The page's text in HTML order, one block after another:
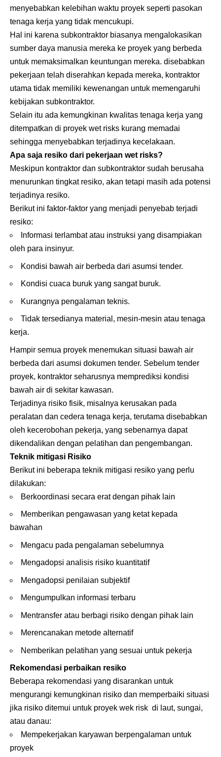
menyebabkan kelebihan waktu proyek seperti pasokan
tenaga kerja yang tidak mencukupi.
Hal ini karena subkontraktor biasanya mengalokasikan
sumber daya manusia mereka ke proyek yang berbeda
untuk memaksimalkan keuntungan mereka. disebabkan
pekerjaan telah diserahkan kepada mereka, kontraktor
utama tidak memiliki kewenangan untuk memengaruhi
kebijakan subkontraktor.
Selain itu ada kemungkinan kwalitas tenaga kerja yang
ditempatkan di proyek wet risks kurang memadai
sehingga menyebabkan terjadinya kecelakaan.
Apa saja resiko dari pekerjaan wet risks?
Meskipun kontraktor dan subkontraktor sudah berusaha
menurunkan tingkat resiko, akan tetapi masih ada potensi
terjadinya resiko.
Berikut ini faktor-faktor yang menjadi penyebab terjadi
resiko:
Informasi terlambat atau instruksi yang disampiakan
oleh para insinyur.
Kondisi bawah air berbeda dari asumsi tender.
Kondisi cuaca buruk yang sangat buruk.
Kurangnya pengalaman teknis.
Tidak tersedianya material, mesin-mesin atau tenaga
kerja.
Hampir semua proyek menemukan situasi bawah air
berbeda dari asumsi dokumen tender. Sebelum tender
proyek, kontraktor seharusnya memprediksi kondisi
bawah air di sekitar kawasan.
Terjadinya risiko fisik, misalnya kerusakan pada
peralatan dan cedera tenaga kerja, terutama disebabkan
oleh kecerobohan pekerja, yang sebenarnya dapat
dikendalikan dengan pelatihan dan pengembangan.
Teknik mitigasi Risiko
Berikut ini beberapa teknik mitigasi resiko yang perlu
dilakukan:
Berkoordinasi secara erat dengan pihak lain
Memberikan pengawasan yang ketat kepada
bawahan
Mengacu pada pengalaman sebelumnya
Mengadopsi analisis risiko kuantitatif
Mengadopsi penilaian subjektif
Mengumpulkan informasi terbaru
Mentransfer atau berbagi risiko dengan pihak lain
Merencanakan metode alternatif
Nemberikan pelatihan yang sesuai untuk pekerja
Rekomendasi perbaikan resiko
Beberapa rekomendasi yang disarankan untuk
mengurangi kemungkinan risiko dan memperbaiki situasi
jika risiko ditemui untuk proyek wek risk di laut, sungai,
atau danau:
Mempekerjakan karyawan berpengalaman untuk
proyek